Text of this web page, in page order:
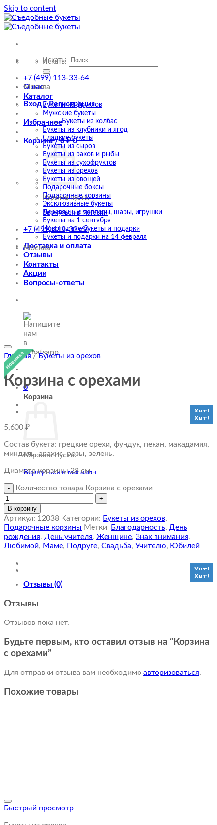
Skip to content
Искать:
О нас
Каталог
Букеты из фруктов
Мужские букеты
Букеты из колбас
Букеты из клубники и ягод
Сладкие букеты
Букеты из сыров
Букеты из раков и рыбы
Букеты из сухофруктов
Букеты из орехов
Букеты из овощей
Подарочные боксы
Подарочные корзины
Эксклюзивные букеты
Деревянные топперы, шары, игрушки
Букеты на 1 сентября
Новогодние букеты и подарки
Букеты и подарки на 14 февраля
Доставка и оплата
Отзывы
Контакты
Акции
Вопросы-ответы
0
Корзина
Корзина пуста.
Вернуться в магазин
Искать:
+7 (499) 113-33-64
Москва
Вход / Регистрация
Избранное
Корзина /0₽ 0
Корзина пуста.
Вернуться в магазин
+7 (499) 113-33-64
Москва
Новинка
Главная / Букеты из орехов
Корзина с орехами
Хит!
Хит!
5,600 ₽
Состав букета: грецкие орехи, фундук, пекан, макадамия,
миндаль, арахис, розы, зелень.
Диаметр корзины 28 см.
Количество товара Корзина с орехами
В корзину
Артикул: 12038 Категории: Букеты из орехов,
Подарочные корзины Метки: Благодарность, День
рождения, День учителя, Женщине, Знак внимания,
Любимой, Маме, Подруге, Свадьба, Учителю, Юбилей
Хит!
Хит!
Отзывы (0)
Отзывы
Отзывов пока нет.
Будьте первым, кто оставил отзыв на “Корзина
с орехами”
Для отправки отзыва вам необходимо авторизоваться.
Похожие товары
Быстрый просмотр